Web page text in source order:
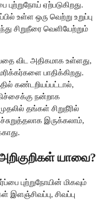
புற்றுநோய் ஏற்படுகிறது.
உள்ள ஒரு வெற்று உறுப்பு
சிறுநீரை வெளியேற்றும்
விட அதிகமாக உள்ளது,
பாதிக்கிறது.
கண்டறியப்பட்டால்,
நன்றாக
தங்கள் சிறுநீரில்
இருக்கலாம்,
யாவை?
புற்றுநோயின் மிகவும்
இளஞ்சிவப்பு, சிவப்பு